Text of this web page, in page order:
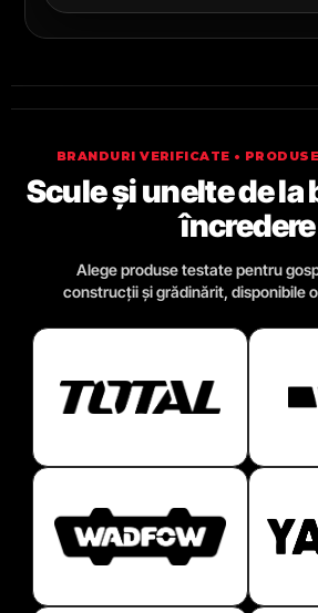
BRANDURI VERIFICATE •
Scule și unelte de la
încredere
Alege produse testate pentru
construcții și grădinărit, disponibile